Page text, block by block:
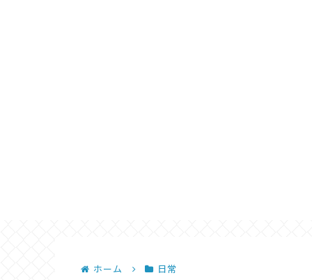
ホーム 日常